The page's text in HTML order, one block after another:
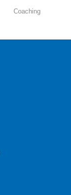
Coaching